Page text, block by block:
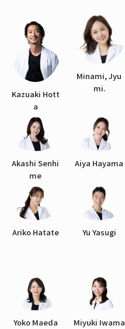
Kazuaki Hott
a
Minami, Jyu
mi.
Akashi Senhi
me
Aiya Hayama
Ariko Hatate Yu Yasugi
Yoko Maeda Miyuki Iwama